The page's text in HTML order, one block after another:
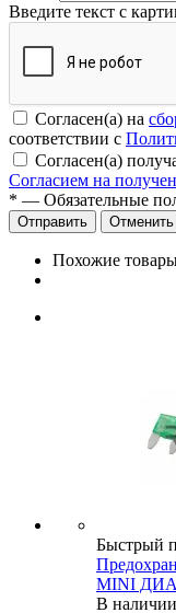
Введите текст с
Согласен(а) на
соответствии с
Согласен(а)
Согласием на
* — Обязательные
Отменить
Похожие
Быстрый
MINI
В